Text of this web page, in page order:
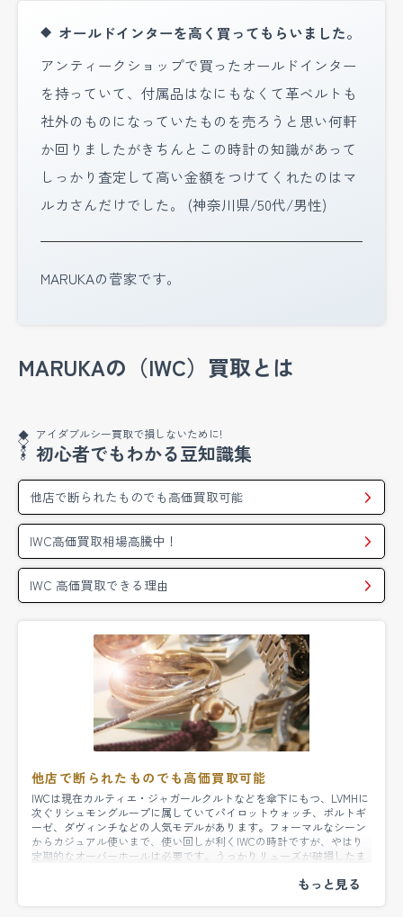
オールドインターを高く買ってもらいました。
アンティークショップで買ったオールドインター
を持っていて、付属品はなにもなくて革ベルトも
社外のものになっていたものを売ろうと思い何軒
か回りましたがきちんとこの時計の知識があって
しっかり査定して高い金額をつけてくれたのはマ
ルカさんだけでした。 (神奈川県/50代/男性)
MARUKAの菅家です。
たとしても、ケース自体がIWCのものであると判
そういったお品物も出来る限りの高額査定にて買
動かないインターも買い取ってもらえました。
動かなくなったインターナショナルウォッチカン
もので、かなり古いモデルだと思いますが正直私
はアップルウォッチ派で機械式時計、しかも古い
物は使わないので売却を検討し数社検討の上マル
カさんで買ってもらいました。(東京都/30代/男
IWC買取のご利用ありがとうございました。
IWCの時計なら、動かないものや破損しているも
のでも買取可能です。マルカはIWC買取を強化し
MARUKAの（IWC）買取とは
アイダブルシー買取で損しないために!
初心者でもわかる豆知識集
他店で断られたものでも高価買取可能
IWC高価買取相場高騰中！
IWC 高価買取できる理由
他店で断られたものでも高価買取可能
IWCは現在カルティエ・ジャガールクルトなどを傘下にもつ、LVMHに
次ぐリシュモングループに属していてパイロットウォッチ、ポルトギ
ーゼ、ダヴィンチなどの人気モデルがあります。フォーマルなシーン
からカジュアル使いまで、使い回しが利くIWCの時計ですが、やはり
定期的なオーバーホールは必要です。うっかりリューズが破損したま
が発生、ムーブメントの精密機構が低下し、動かなくなってしまいま